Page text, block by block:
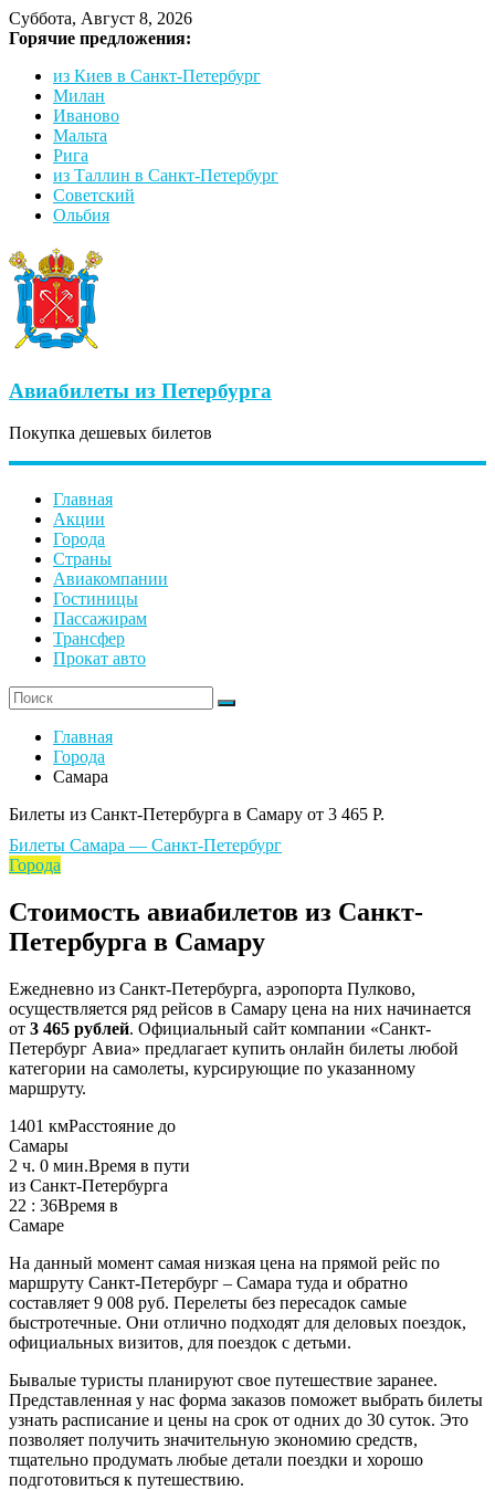
Суббота, Август 8, 2026
Горячие предложения:
из Киев в Санкт-Петербург
Милан
Иваново
Мальта
Рига
из Таллин в Санкт-Петербург
Советский
Ольбия
Авиабилеты из Петербурга
Покупка дешевых билетов
Главная
Акции
Города
Страны
Авиакомпании
Гостиницы
Пассажирам
Трансфер
Прокат авто
Главная
Города
Самара
Билеты из Санкт-Петербурга в Самару от 3 465 Р.
Билеты Самара — Санкт-Петербург
Города
Стоимость авиабилетов из Санкт-
Петербурга в Самару
Ежедневно из Санкт-Петербурга, аэропорта Пулково,
осуществляется ряд рейсов в Самару цена на них начинается
от 3 465 рублей. Официальный сайт компании «Санкт-
Петербург Авиа» предлагает купить онлайн билеты любой
категории на самолеты, курсирующие по указанному
маршруту.
1401 кмРасстояние до
Самары
2 ч. 0 мин.Время в пути
из Санкт-Петербурга
22 : 36Время в
Самаре
На данный момент самая низкая цена на прямой рейс по
маршруту Санкт-Петербург – Самара туда и обратно
составляет 9 008 руб. Перелеты без пересадок самые
быстротечные. Они отлично подходят для деловых поездок,
официальных визитов, для поездок с детьми.
Бывалые туристы планируют свое путешествие заранее.
Представленная у нас форма заказов поможет выбрать билеты
узнать расписание и цены на срок от одних до 30 суток. Это
позволяет получить значительную экономию средств,
тщательно продумать любые детали поездки и хорошо
подготовиться к путешествию.